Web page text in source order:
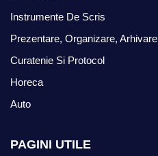
Instrumente De Scris
Prezentare, Organizare, Arhivare
Curatenie Si Protocol
Horeca
Auto
PAGINI UTILE